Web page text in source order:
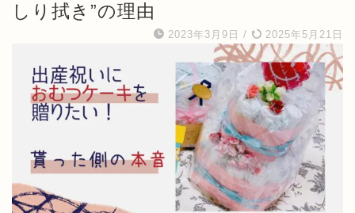
しり拭き”の理由
2023年3月9日 / 2025年5月21日